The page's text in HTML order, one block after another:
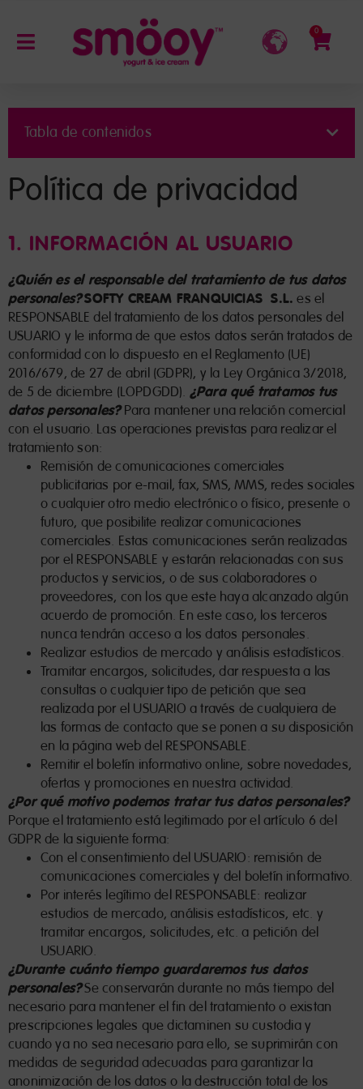
0
Política de privacidad
1. INFORMACIÓN AL USUARIO
¿Quién es el responsable del tratamiento de tus datos
personales?SOFTY CREAM FRANQUICIAS S.L. es el
RESPONSABLE del tratamiento de los datos personales del
USUARIO y le informa de que estos datos serán tratados de
conformidad con lo dispuesto en el Reglamento (UE)
2016/679, de 27 de abril (GDPR), y la Ley Orgánica 3/2018,
de 5 de diciembre (LOPDGDD). ¿Para qué tratamos tus
datos personales?Para mantener una relación comercial
con el usuario. Las operaciones previstas para realizar el
tratamiento son:
Remisión de comunicaciones comerciales
publicitarias por e-mail, fax, SMS, MMS, redes sociales
o cualquier otro medio electrónico o físico, presente o
futuro, que posibilite realizar comunicaciones
comerciales. Estas comunicaciones serán realizadas
por el RESPONSABLE y estarán relacionadas con sus
productos y servicios, o de sus colaboradores o
proveedores, con los que este haya alcanzado algún
acuerdo de promoción. En este caso, los terceros
nunca tendrán acceso a los datos personales.
Realizar estudios de mercado y análisis estadísticos.
Tramitar encargos, solicitudes, dar respuesta a las
consultas o cualquier tipo de petición que sea
realizada por el USUARIO a través de cualquiera de
las formas de contacto que se ponen a su disposición
en la página web del RESPONSABLE.
Remitir el boletín informativo online, sobre novedades,
ofertas y promociones en nuestra actividad.
¿Por qué motivo podemos tratar tus datos personales?
Porque el tratamiento está legitimado por el artículo 6 del
GDPR de la siguiente forma:
Con el consentimiento del USUARIO: remisión de
comunicaciones comerciales y del boletín informativo.
Por interés legítimo del RESPONSABLE: realizar
estudios de mercado, análisis estadísticos, etc. y
tramitar encargos, solicitudes, etc. a petición del
USUARIO.
¿Durante cuánto tiempo guardaremos tus datos
personales?Se conservarán durante no más tiempo del
necesario para mantener el fin del tratamiento o existan
prescripciones legales que dictaminen su custodia y
cuando ya no sea necesario para ello, se suprimirán con
medidas de seguridad adecuadas para garantizar la
anonimización de los datos o la destrucción total de los
Tabla de contenidos